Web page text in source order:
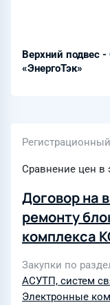
Верхний подвес
«ЭнергоТэк»
Сравнение цен в
Договор на
ремонту
комплекса
«Россети
Закупки по
АСУТП, систем
Электронные